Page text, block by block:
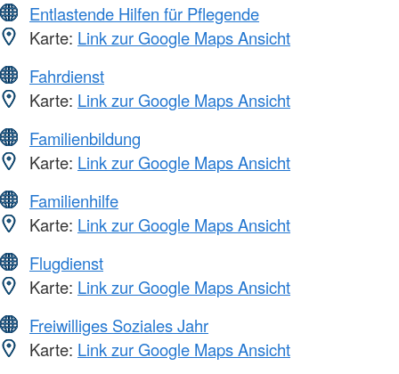
Entlastende Hilfen für Pflegende
Karte: Link zur Google Maps Ansicht
Fahrdienst
Karte: Link zur Google Maps Ansicht
Familienbildung
Karte: Link zur Google Maps Ansicht
Familienhilfe
Karte: Link zur Google Maps Ansicht
Flugdienst
Karte: Link zur Google Maps Ansicht
Freiwilliges Soziales Jahr
Karte: Link zur Google Maps Ansicht